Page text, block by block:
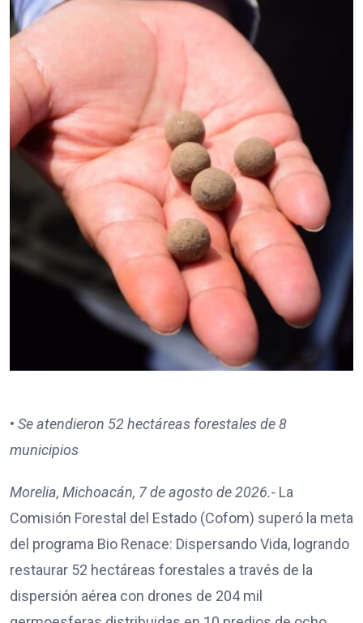
• Se atendieron 52 hectáreas forestales de 8
municipios
Morelia, Michoacán, 7 de agosto de 2026.- La
Comisión Forestal del Estado (Cofom) superó la meta
del programa Bio Renace: Dispersando Vida, logrando
restaurar 52 hectáreas forestales a través de la
dispersión aérea con drones de 204 mil